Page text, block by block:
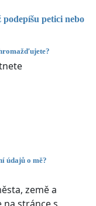
petici nebo
údajů o mě?
země a